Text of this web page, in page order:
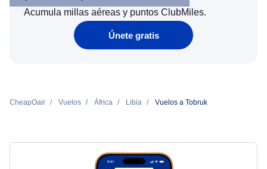
Acumula millas aéreas y puntos ClubMiles.
Únete gratis
CheapOair Vuelos África Libia Vuelos a Tobruk